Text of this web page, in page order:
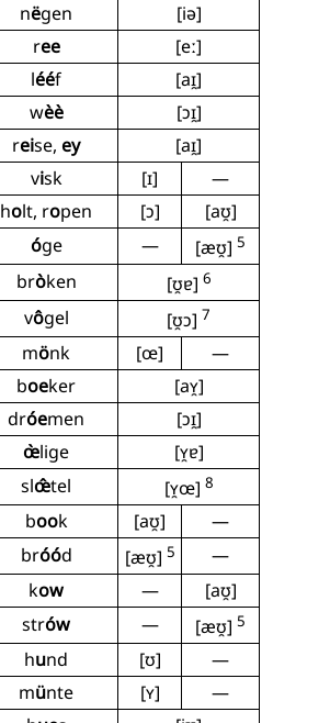
nëgen
[iə]
ree
[eː]
lééf
[aɪ̯]
wèè
[ɔɪ̯]
reise, ey
[aɪ̯]
visk [ɪ]
—
holt, ropen [ɔ]
[aʊ̯]
óge — [æʊ̯] 5
bròken [ʊ̯ɐ] 6
vôgel [ʊ̯ɔ] 7
mönk [œ]
—
boeker
[aʏ̯]
dróemen
[ɔɪ̯]
œ̀lige
[ʏ̯ɐ]
slœ̂tel [ʏ̯œ] 8
book [aʊ̯]
—
bróód [æʊ̯] 5
—
kow —
[aʊ̯]
strów — [æʊ̯] 5
hund [ʊ]
—
münte [ʏ]
—